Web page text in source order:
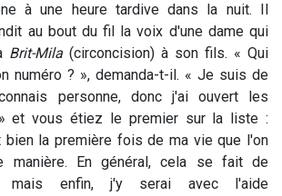
à une heure tardive dans la nuit. Il
au bout du fil la voix d'une dame qui
Brit-Mila (circoncision) à son fils. « Qui
numéro ? », demanda-t-il. « Je suis de
personne, donc j'ai ouvert les
et vous étiez le premier sur la liste :
bien la première fois de ma vie que l'on
manière. En général, cela se fait de
mais enfin, j'y serai avec l'aide